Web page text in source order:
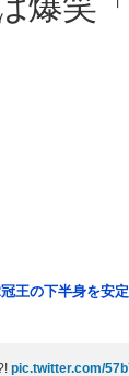
王の下半身を安
pic.twitter.com/